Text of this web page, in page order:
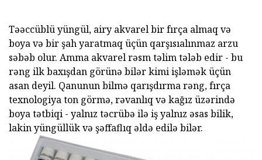
Təəccüblü yüngül, airy akvarel bir fırça almaq və
boya və bir şah yaratmaq üçün qarşısıalınmaz arzu
səbəb olur. Amma akvarel rəsm təlim tələb edir - bu
rəng ilk baxışdan görünə bilər kimi işləmək üçün
asan deyil. Qanunun bilmə qarışdırma rəng, fırça
texnologiya ton görmə, rəvanlıq və kağız üzərində
boya tətbiqi - yalnız təcrübə ilə iş yalnız əsas bilik,
lakin yüngüllük və şəffaflıq əldə edilə bilər.